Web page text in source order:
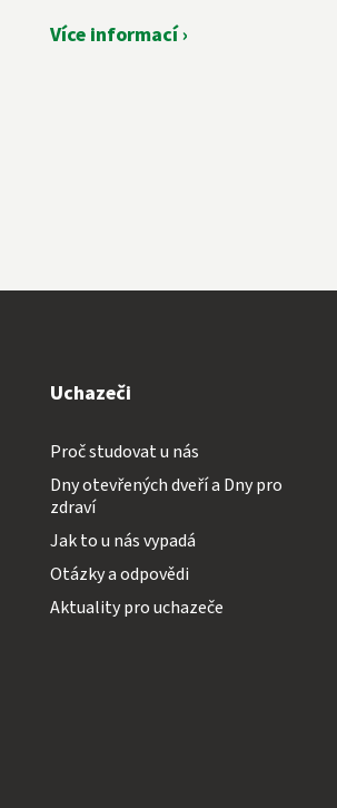
Více informací ›
Uchazeči
Proč studovat u nás
Dny otevřených dveří a Dny pro
zdraví
Jak to u nás vypadá
Otázky a odpovědi
Aktuality pro uchazeče